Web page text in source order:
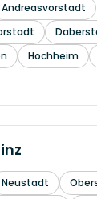
Andreasvorstadt
Hochheim
Neustadt